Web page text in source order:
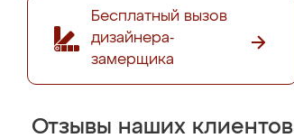
Бесплатный вызов
дизайнера-
замерщика
Отзывы наших клиентов